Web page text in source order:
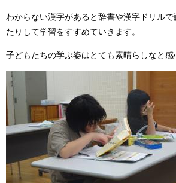
わからない漢字があると辞書や漢字ドリル
たりして学習をすすめていきます。
子どもたちの学ぶ姿はとても素晴らしなと感